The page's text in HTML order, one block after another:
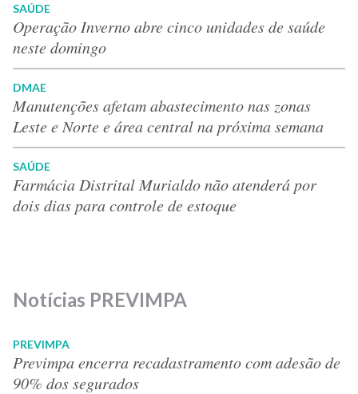
SAÚDE
Operação Inverno abre cinco unidades de saúde
neste domingo
DMAE
Manutenções afetam abastecimento nas zonas
Leste e Norte e área central na próxima semana
SAÚDE
Farmácia Distrital Murialdo não atenderá por
dois dias para controle de estoque
Notícias PREVIMPA
PREVIMPA
Previmpa encerra recadastramento com adesão de
90% dos segurados